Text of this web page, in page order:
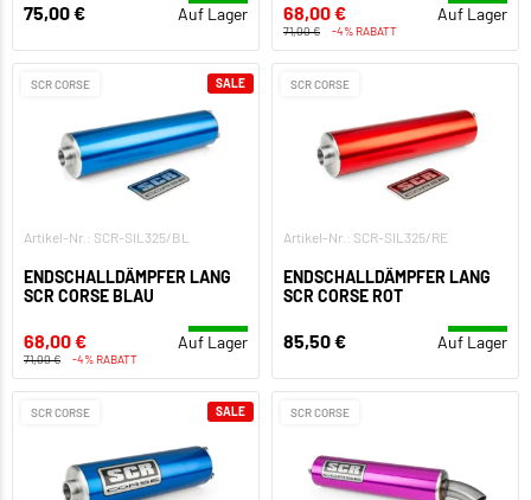
75,00 € Auf Lager 68,00 € Auf Lager
71,00 € -4% RABATT
SCR CORSE
Artikel-Nr.: SCR-SIL325/BL
ENDSCHALLDÄMPFER LANG
SCR CORSE BLAU
68,00 € Auf Lager
71,00 € -4% RABATT
SALE SCR CORSE
Artikel-Nr.: SCR-SIL325/RE
ENDSCHALLDÄMPFER LANG
SCR CORSE ROT
85,50 € Auf Lager
SCR CORSE SALE SCR CORSE